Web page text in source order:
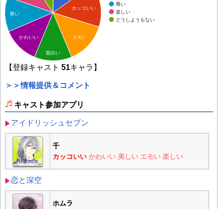
尊い
楽しい
どうしようもない
カッコいい
エモい
尊い
かわいい
面白い
【登録キャスト 51キャラ】
＞＞情報提供＆コメント
キャスト参加アプリ
アイドリッシュセブン
千
カッコいい かわいい 美しい エモい 楽しい
恋と深空
ホムラ